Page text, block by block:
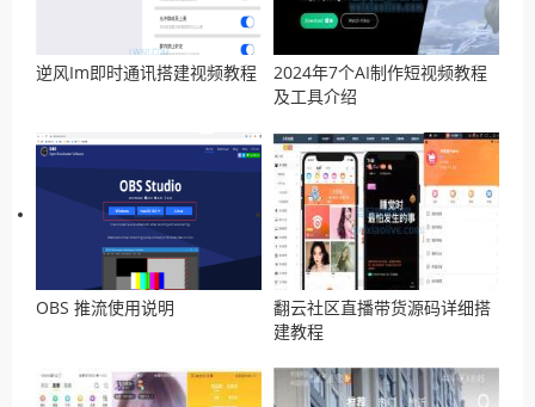
逆风Im即时通讯搭建视频教程
2024年7个AI制作短视频教程
及工具介绍
OBS 推流使用说明
翻云社区直播带货源码详细搭
建教程